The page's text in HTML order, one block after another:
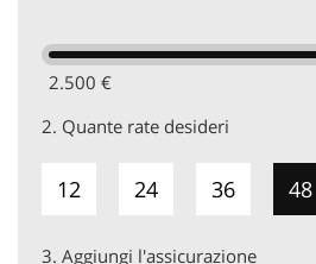
2.500 €
2. Quante rate desideri
12 24 36 48
3. Aggiungi l'assicurazione